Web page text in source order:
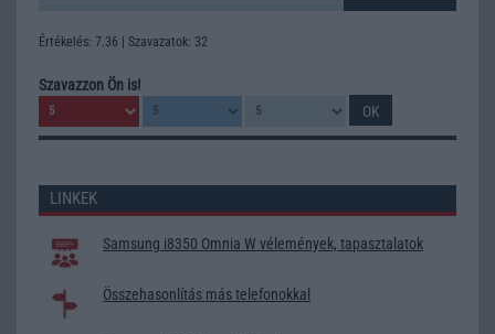
Értékelés: 7.36 | Szavazatok: 32
Szavazzon Ön is!
LINKEK
Samsung i8350 Omnia W vélemények, tapasztalatok
Összehasonlítás más telefonokkal